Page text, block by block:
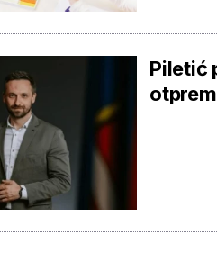
Piletić